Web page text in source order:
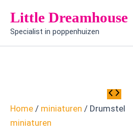
naar
inhoud
Little Dreamhouse
Specialist in poppenhuizen
Home / miniaturen / Drumstel
miniaturen
aantal